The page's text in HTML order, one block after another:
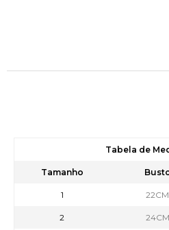
Tabela de
Tamanho
1 22CM
2 24CM